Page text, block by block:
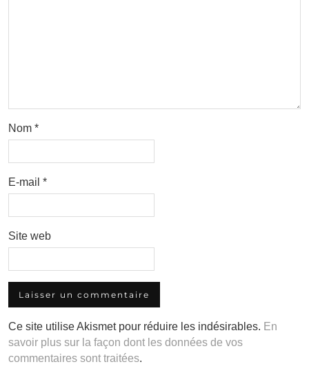
Nom *
E-mail *
Site web
Ce site utilise Akismet pour réduire les indésirables. En
savoir plus sur la façon dont les données de vos
commentaires sont traitées.